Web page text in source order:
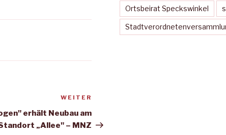
Beitrag
WEITER
erhält Neubau am
„Allee" – MNZ
Ortsbeirat Speckswinkel